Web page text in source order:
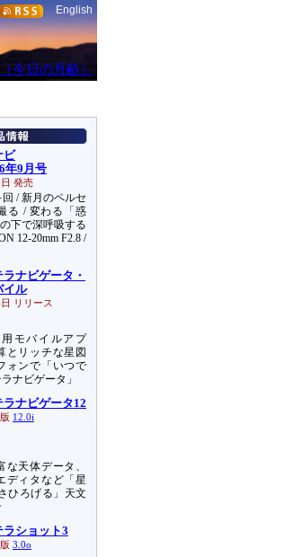
English
ビ
年9月号
発売
回 / 新月のペルセ
る / 変わる「惑
下で深呼吸する
12-20mm F2.8 /
ラナビゲータ・
イル
リリース
モバイルアプ
とリッチな星図
ォンで「いつで
ナビゲータ」
ラナビゲータ12
12.0i
天体データ、
ディタなど「星
ひろげる」天文
ラショット3
3.0o